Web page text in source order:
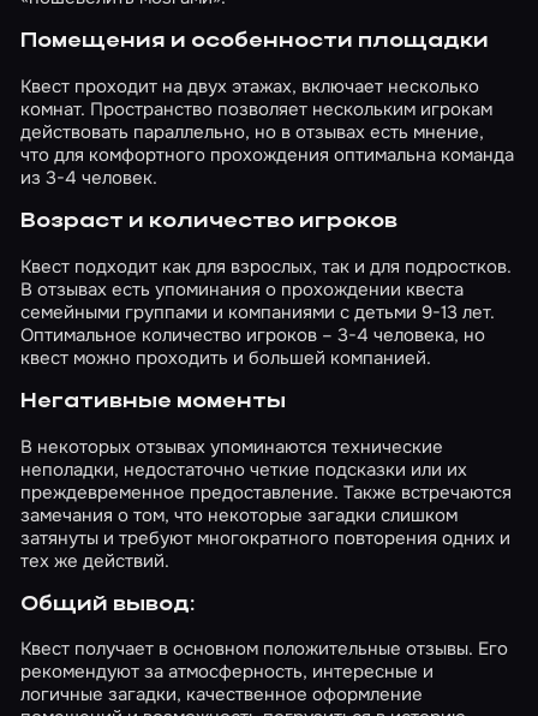
Помещения и особенности площадки
Квест проходит на двух этажах, включает несколько
комнат. Пространство позволяет нескольким игрокам
действовать параллельно, но в отзывах есть мнение,
что для комфортного прохождения оптимальна команда
из 3-4 человек.
Возраст и количество игроков
Квест подходит как для взрослых, так и для подростков.
В отзывах есть упоминания о прохождении квеста
семейными группами и компаниями с детьми 9-13 лет.
Оптимальное количество игроков – 3-4 человека, но
квест можно проходить и большей компанией.
Негативные моменты
В некоторых отзывах упоминаются технические
неполадки, недостаточно четкие подсказки или их
преждевременное предоставление. Также встречаются
замечания о том, что некоторые загадки слишком
затянуты и требуют многократного повторения одних и
тех же действий.
Общий вывод:
Квест получает в основном положительные отзывы. Его
рекомендуют за атмосферность, интересные и
логичные загадки, качественное оформление